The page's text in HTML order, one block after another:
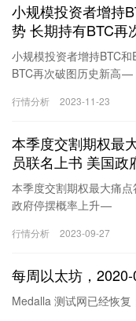
没有持仓数据的划分，
预想的是一样的，因为
小规模投资者增持
势 长期持有BTC再
小规模投资者增持BTC
BTC再次破图历史新高 —
6db5c995db/href最近一
可以看到不论是BTC还
巨鲸出货量虽然并不多
行情分析 2023-11-23
本季度交割期权最
员联名上书 美国
本季度交割期权最大痛
政府停摆概率上升 —
27b0687d15/href今天一
21Shares&ARK 提交的
期已经是2023年的1…
行情分析 2023-09-27
每周以太坊，
Medalla 测试网已经恢